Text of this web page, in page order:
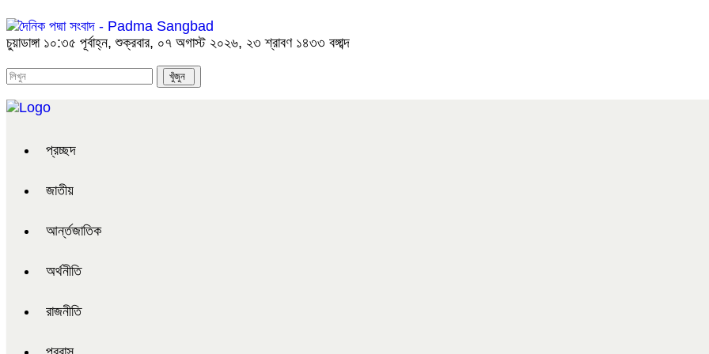
চুয়াডাঙ্গা ১০:৩৫ পূর্বাহ্ন, শুক্রবার, ০৭ অগাস্ট ২০২৬, ২৩ শ্রাবণ ১৪৩৩ বঙ্গাব্দ
প্রচ্ছদ
জাতীয়
আর্ন্তজাতিক
অর্থনীতি
রাজনীতি